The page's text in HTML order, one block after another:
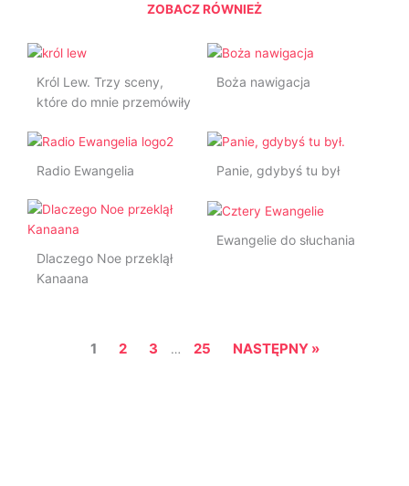
ZOBACZ RÓWNIEŻ
Król Lew. Trzy sceny,
które do mnie przemówiły
Boża nawigacja
Radio Ewangelia Panie, gdybyś tu był
Dlaczego Noe przeklął
Kanaana
Ewangelie do słuchania
1 2 3 … 25 NASTĘPNY »